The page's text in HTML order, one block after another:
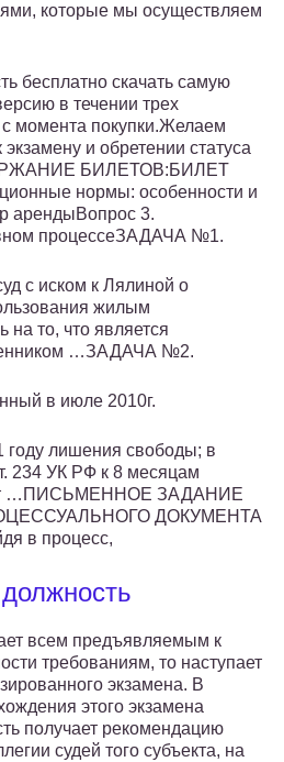
которые мы осуществляем
бесплатно скачать самую
в течении трех
момента покупки.Желаем
и обретении статуса
БИЛЕТОВ:БИЛЕТ
нормы: особенности и
арендыВопрос 3.
процессеЗАДАЧА №1.
с иском к Лялиной о
жилым
то, что является
…ЗАДАЧА №2.
в июле 2010г.
году лишения свободы; в
234 УК РФ к 8 месяцам
…ПИСЬМЕННОЕ ЗАДАНИЕ
ДОКУМЕНТА
в процесс,
всем предъявляемым к
требованиям, то наступает
экзамена. В
этого экзамена
получает рекомендацию
судей того субъекта, на